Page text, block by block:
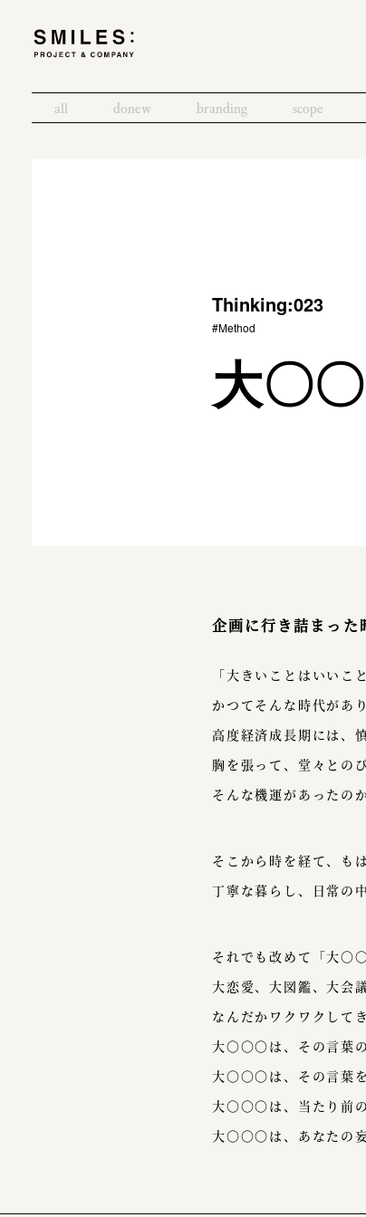
all donew branding scope
Thinking:023
#Method
大〇
企画に行き詰まった
「大きいことはいいこ
かつてそんな時代があ
高度経済成長期には、
胸を張って、堂々との
そんな機運があったの
そこから時を経て、も
丁寧な暮らし、日常の
それでも改めて「大〇
大恋愛、大図鑑、大会
なんだかワクワクして
大〇〇〇は、その言葉
大〇〇〇は、その言葉
大〇〇〇は、当たり前
大〇〇〇は、あなたの